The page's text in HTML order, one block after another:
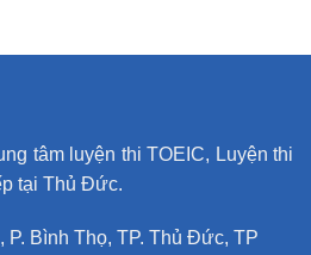
tâm luyện thi TOEIC, Luyện thi
tại Thủ Đức.
P. Bình Thọ, TP. Thủ Đức, TP